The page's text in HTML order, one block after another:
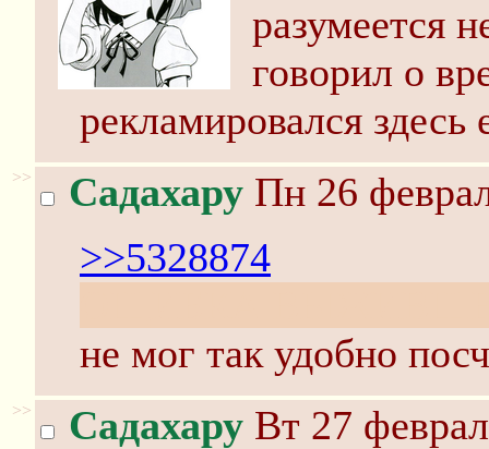
разумеется
говорил о
рекламировался
>> Садахару Пн 26
>>5328874
не мог так удобно
>> Садахару Вт 27